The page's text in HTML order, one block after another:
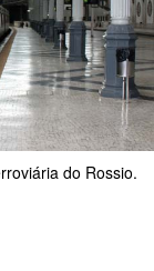
do Rossio.